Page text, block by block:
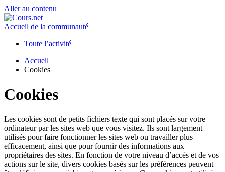
Aller au contenu
Accueil de la communauté
Toute l’activité
Accueil
Cookies
Cookies
Les cookies sont de petits fichiers texte qui sont placés sur votre
ordinateur par les sites web que vous visitez. Ils sont largement
utilisés pour faire fonctionner les sites web ou travailler plus
efficacement, ainsi que pour fournir des informations aux
propriétaires des sites. En fonction de votre niveau d’accès et de vos
actions sur le site, divers cookies basés sur les préférences peuvent